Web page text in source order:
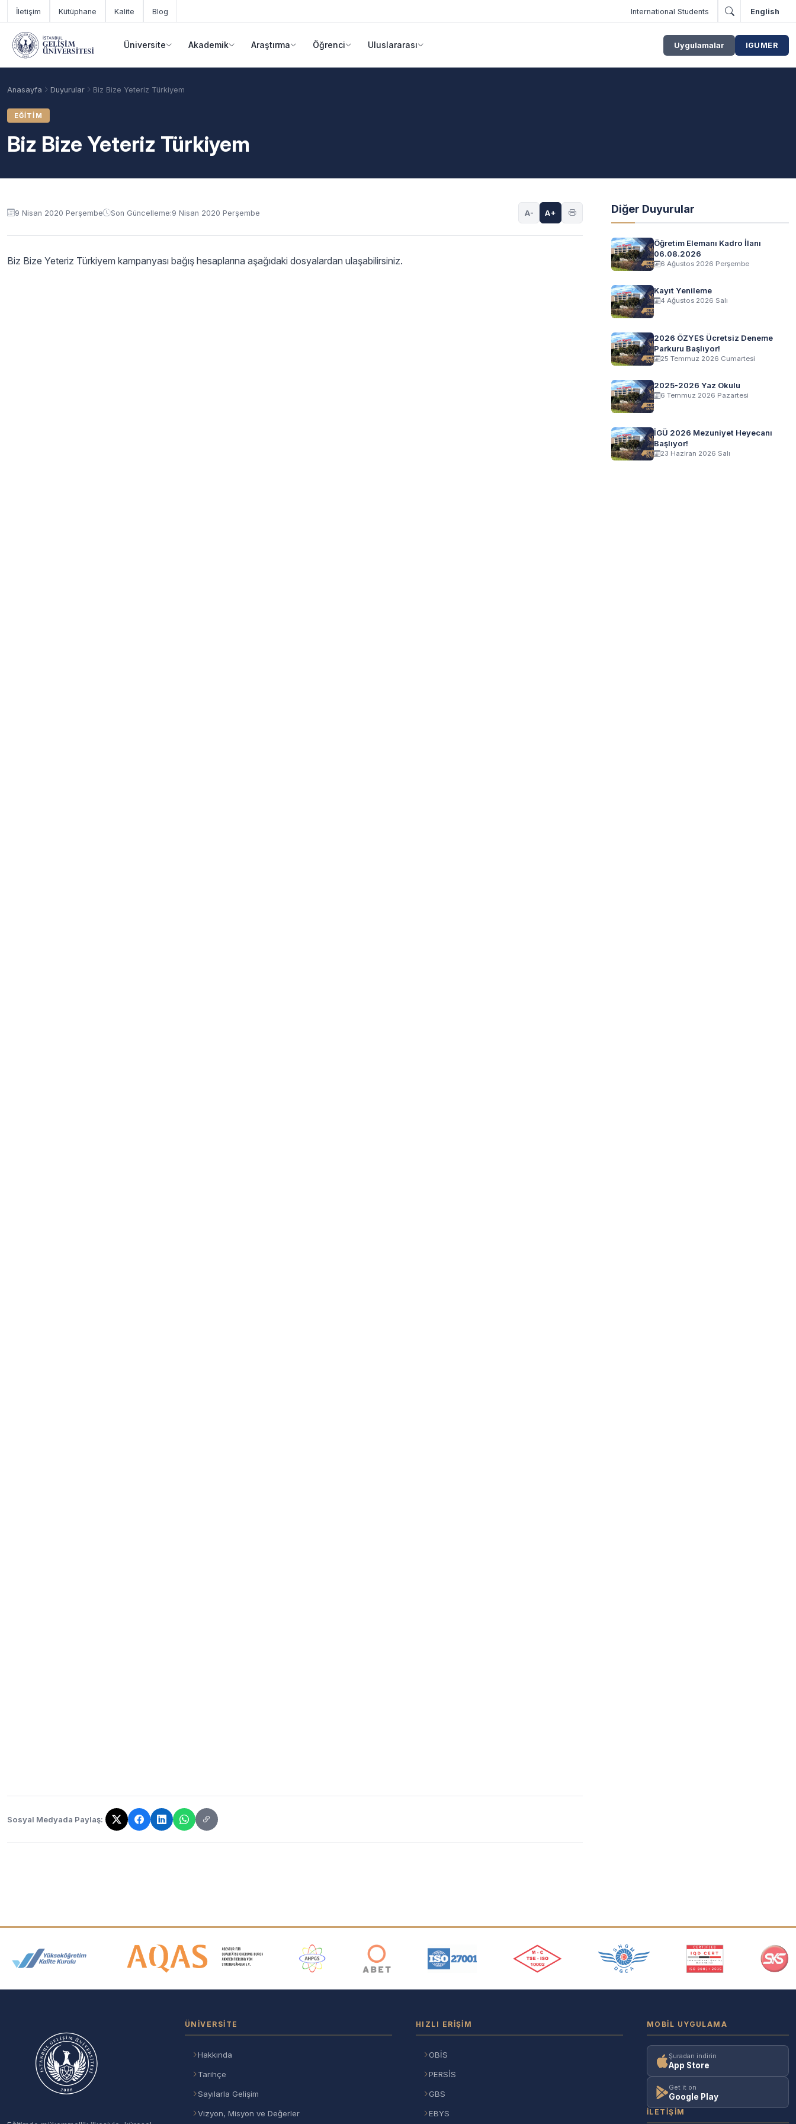
Ana içeriğe geç
İletişim Kütüphane Kalite Blog International Students English
Üniversite Akademik Araştırma Öğrenci Uluslararası Uygulamalar IGUMER
Anasayfa Duyurular Biz Bize Yeteriz Türkiyem
EĞITIM
Biz Bize Yeteriz Türkiyem
Duyuru içeriği
9 Nisan 2020 Perşembe Son Güncelleme:9 Nisan 2020 Perşembe A- A+
Biz Bize Yeteriz Türkiyem kampanyası bağış hesaplarına aşağıdaki dosyalardan ulaşabilirsiniz.
Sosyal Medyada Paylaş:
Bağlantı kopyalandı!
Diğer Duyurular
Öğretim Elemanı Kadro İlanı
06.08.2026
6 Ağustos 2026 Perşembe
Kayıt Yenileme
4 Ağustos 2026 Salı
2026 ÖZYES Ücretsiz Deneme
Parkuru Başlıyor!
25 Temmuz 2026 Cumartesi
2025-2026 Yaz Okulu
6 Temmuz 2026 Pazartesi
İGÜ 2026 Mezuniyet Heyecanı
Başlıyor!
23 Haziran 2026 Salı
Akreditasyon ve Üyelik Logoları
ÜNIVERSITE
Hakkında
Tarihçe
Sayılarla Gelişim
Vizyon, Misyon ve Değerler
HIZLI ERIŞIM
OBİS
PERSİS
GBS
EBYS
MOBIL UYGULAMA
Şuradan indirin
App Store
Get it on
Google Play
İLETIŞIM